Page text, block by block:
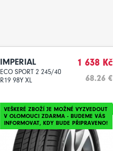
IMPERIAL
ECO SPORT 2 245/40
R19 98Y XL
1 638 Kč
68.26 €
VEŠKERÉ ZBOŽÍ JE MOŽNÉ VYZVEDOUT
V OLOMOUCI ZDARMA - BUDEME VÁS
INFORMOVAT, KDY BUDE PŘIPRAVENO!